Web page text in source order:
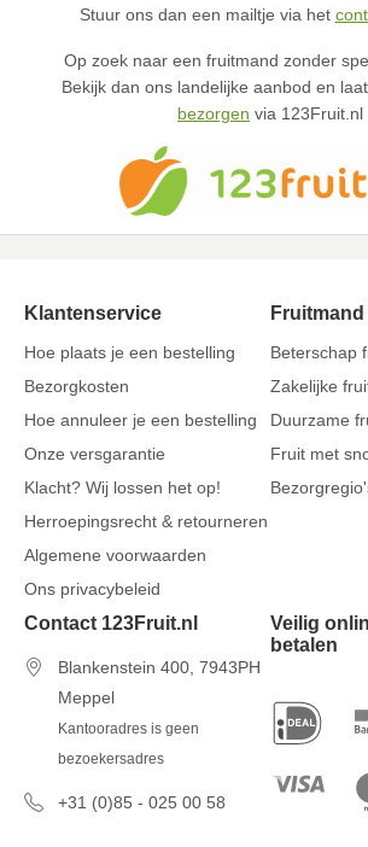
Stuur ons dan een mailtje via het
Op zoek naar een fruitmand zonder
Bekijk dan ons landelijke aanbod en
bezorgen via 123Fruit.nl
Klantenservice
Hoe plaats je een bestelling
Bezorgkosten
Hoe annuleer je een bestelling
Onze versgarantie
Klacht? Wij lossen het op!
Herroepingsrecht & retourneren
Algemene voorwaarden
Ons privacybeleid
Beterschap
Zakelijke
Duurzame
Fruit met
Contact 123Fruit.nl
Blankenstein 400, 7943PH
Meppel
Kantooradres is geen
bezoekersadres
+31 (0)85 - 025 00 58
Veilig
betalen